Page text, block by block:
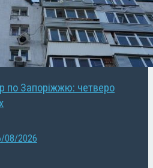
по Запоріжжю: четверо
08/2026